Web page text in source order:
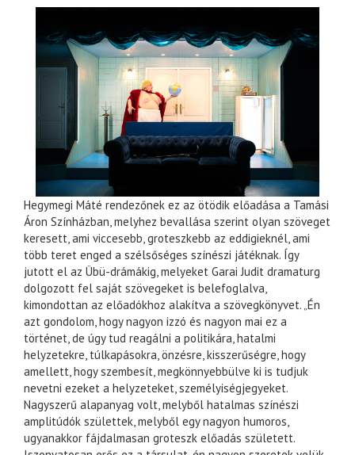
Hegymegi Máté rendezőnek ez az ötödik előadása a Tamási
Áron Színházban, melyhez bevallása szerint olyan szöveget
keresett, ami viccesebb, groteszkebb az eddigieknél, ami
több teret enged a szélsőséges színészi játéknak. Így
jutott el az Übü-drámákig, melyeket Garai Judit dramaturg
dolgozott fel saját szövegeket is belefoglalva,
kimondottan az előadókhoz alakítva a szövegkönyvet. „Én
azt gondolom, hogy nagyon izzó és nagyon mai ez a
történet, de úgy tud reagálni a politikára, hatalmi
helyzetekre, túlkapásokra, önzésre, kisszerűségre, hogy
amellett, hogy szembesít, megkönnyebbülve ki is tudjuk
nevetni ezeket a helyzeteket, személyiségjegyeket.
Nagyszerű alapanyag volt, melyből hatalmas színészi
amplitúdók születtek, melyből egy nagyon humoros,
ugyanakkor fájdalmasan groteszk előadás született.